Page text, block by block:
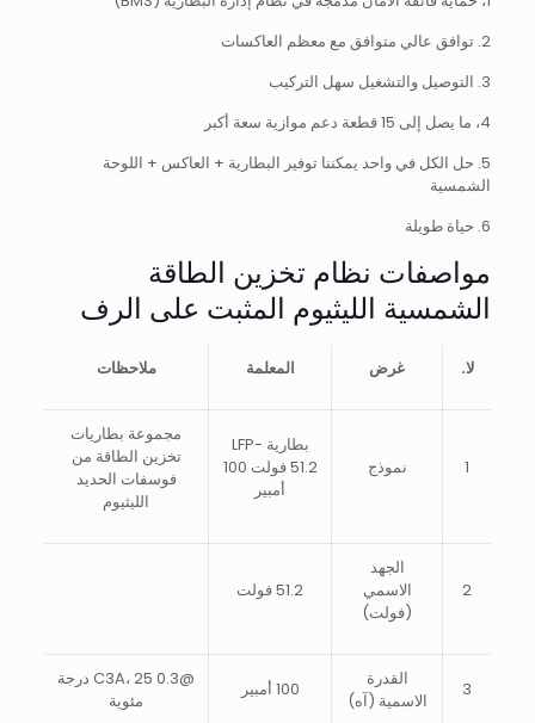
2. توافق عالي متوافق مع معظم العاكسات
3. التوصيل والتشغيل سهل التركيب
4، ما يصل إلى 15 قطعة دعم موازية سعة أكبر
5. حل الكل في واحد يمكننا توفير البطارية + العاكس + اللوحة
الشمسية
6. حياة طويلة
مواصفات نظام تخزين الطاقة
الشمسية الليثيوم المثبت على الرف
لا. غرض المعلمة ملاحظات
1 نموذج
بطارية LFP-
51.2 فولت 100
أمبير
مجموعة بطاريات
تخزين الطاقة من
فوسفات الحديد
الليثيوم
2
الجهد
الاسمي
(فولت)
51.2 فولت
3
القدرة
الاسمية (آه)
100 أمبير
@0.3 C3A، 25 درجة
مئوية